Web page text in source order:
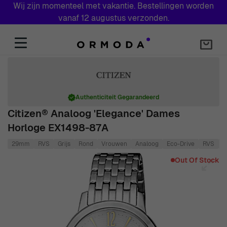
Wij zijn momenteel met vakantie. Bestellingen worden
vanaf 12 augustus verzonden.
Citizen® Analoog 'Elegance' Dames
Horloge EX1498-87A
Authenticiteit Gegarandeerd
29mm RVS Grijs Rond Vrouwen Analoog Eco-Drive RVS
Out Of Stock
Click to view image in fullscreen